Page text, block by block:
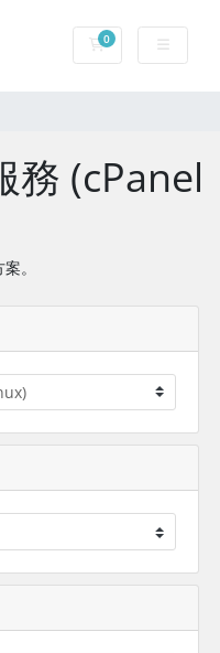
0購物車
務 (cPanel
。